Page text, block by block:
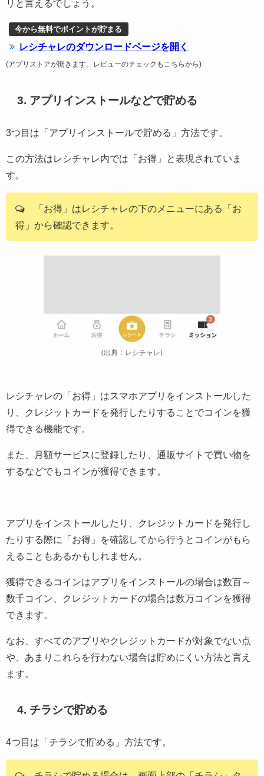
リと言えるでしょう。
今から無料でポイントが貯まる
レシチャレのダウンロードページを開く
(アプリストアが開きます。レビューのチェックもこちらから)
3. アプリインストールなどで貯める
3つ目は「アプリインストールで貯める」方法です。
この方法はレシチャレ内では「お得」と表現されていま
す。
「お得」はレシチャレの下のメニューにある「お
得」から確認できます。
(出典：レシチャレ)
レシチャレの「お得」はスマホアプリをインストールした
り、クレジットカードを発行したりすることでコインを獲
得できる機能です。
また、月額サービスに登録したり、通販サイトで買い物を
するなどでもコインが獲得できます。
アプリをインストールしたり、クレジットカードを発行し
たりする際に「お得」を確認してから行うとコインがもら
えることもあるかもしれません。
獲得できるコインはアプリをインストールの場合は数百～
数千コイン、クレジットカードの場合は数万コインを獲得
できます。
なお、すべてのアプリやクレジットカードが対象でない点
や、あまりこれらを行わない場合は貯めにくい方法と言え
ます。
4. チラシで貯める
4つ目は「チラシで貯める」方法です。